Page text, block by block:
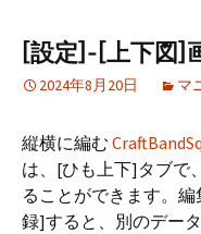
k
[設定]-[上下図]
2024年8月20日 マ
縦横に編む
は、[ひも上下]タブで
ることができます。
録]すると、別のデー